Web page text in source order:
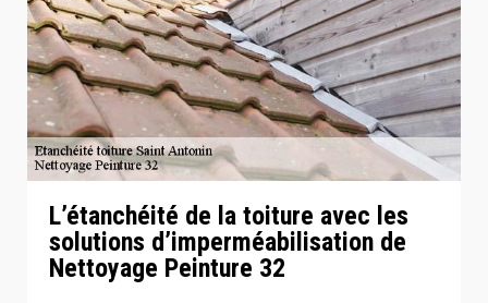
L’étanchéité de la toiture avec les
solutions d’imperméabilisation de
Nettoyage Peinture 32